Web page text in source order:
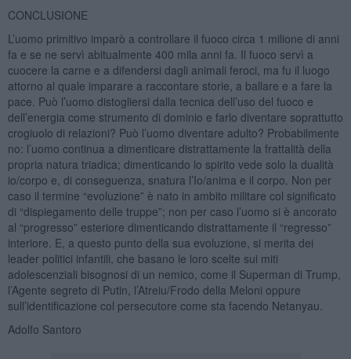
CONCLUSIONE
L’uomo primitivo imparò a controllare il fuoco circa 1 milione di anni
fa e se ne servì abitualmente 400 mila anni fa. Il fuoco servì a
cuocere la carne e a difendersi dagli animali feroci, ma fu il luogo
attorno al quale imparare a raccontare storie, a ballare e a fare la
pace. Può l’uomo distogliersi dalla tecnica dell’uso del fuoco e
dell’energia come strumento di dominio e farlo diventare soprattutto
crogiuolo di relazioni? Può l’uomo diventare adulto? Probabilmente
no: l’uomo continua a dimenticare distrattamente la frattalità della
propria natura triadica; dimenticando lo spirito vede solo la dualità
io/corpo e, di conseguenza, snatura l’Io/anima e il corpo. Non per
caso il termine “evoluzione” è nato in ambito militare col significato
di “dispiegamento delle truppe”; non per caso l’uomo si è ancorato
al “progresso” esteriore dimenticando distrattamente il “regresso”
interiore. E, a questo punto della sua evoluzione, si merita dei
leader politici infantili, che basano le loro scelte sui miti
adolescenziali bisognosi di un nemico, come il Superman di Trump,
l’Agente segreto di Putin, l’Atreiu/Frodo della Meloni oppure
sull’identificazione col persecutore come sta facendo Netanyau.
Adolfo Santoro